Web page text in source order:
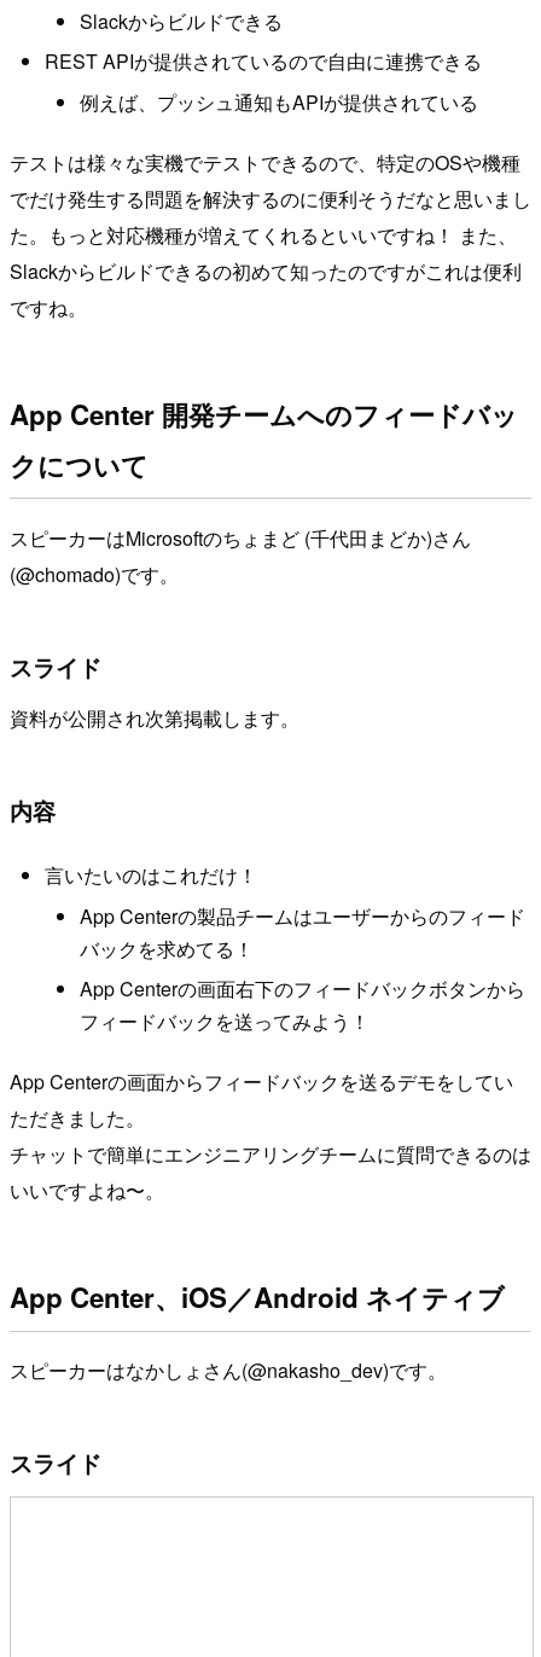
Slackからビルドできる
REST APIが提供されているので自由に連携できる
例えば、プッシュ通知もAPIが提供されている
テストは様々な実機でテストできるので、特定のOSや機種
でだけ発生する問題を解決するのに便利そうだなと思いまし
た。もっと対応機種が増えてくれるといいですね！ また、
Slackからビルドできるの初めて知ったのですがこれは便利
ですね。
App Center 開発チームへのフィードバッ
クについて
スピーカーはMicrosoftのちょまど (千代田まどか)さん
(@chomado)です。
スライド
資料が公開され次第掲載します。
内容
言いたいのはこれだけ！
App Centerの製品チームはユーザーからのフィード
バックを求めてる！
App Centerの画面右下のフィードバックボタンから
フィードバックを送ってみよう！
App Centerの画面からフィードバックを送るデモをしてい
ただきました。
チャットで簡単にエンジニアリングチームに質問できるのは
いいですよね〜。
App Center、iOS／Android ネイティブ
スピーカーはなかしょさん(@nakasho_dev)です。
スライド